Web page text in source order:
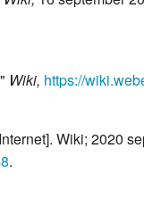
Wiki, https://
Wiki; 2020
.